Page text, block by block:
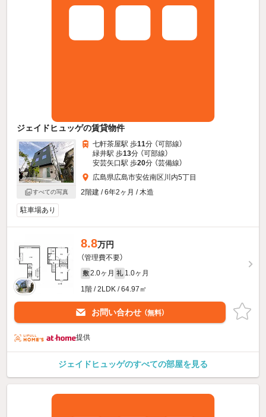
ジェイドヒュッゲの賃貸物件
すべての写真
七軒茶屋駅 歩11分 （可部線）
緑井駅 歩13分 （可部線）
安芸矢口駅 歩20分 （芸備線）
広島県広島市安佐南区川内5丁目
2階建 / 6年2ヶ月 / 木造
駐車場あり
8.8万円
（管理費不要）
敷 2.0ヶ月 礼 1.0ヶ月
1階 / 2LDK / 64.97㎡
お問い合わせ （無料）
提供
ジェイドヒュッゲのすべての部屋を見る